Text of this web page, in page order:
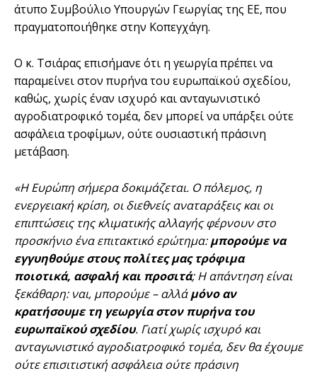
άτυπο Συμβούλιο Υπουργών Γεωργίας της ΕΕ, που
πραγματοποιήθηκε στην Κοπεγχάγη.
Ο κ. Τσιάρας επισήμανε ότι η γεωργία πρέπει να
παραμείνει στον πυρήνα του ευρωπαϊκού σχεδίου,
καθώς, χωρίς έναν ισχυρό και ανταγωνιστικό
αγροδιατροφικό τομέα, δεν μπορεί να υπάρξει ούτε
ασφάλεια τροφίμων, ούτε ουσιαστική πράσινη
μετάβαση.
«Η Ευρώπη σήμερα δοκιμάζεται. Ο πόλεμος, η
ενεργειακή κρίση, οι διεθνείς αναταράξεις και οι
επιπτώσεις της κλιματικής αλλαγής φέρνουν στο
προσκήνιο ένα επιτακτικό ερώτημα:μπορούμε να
εγγυηθούμε στους πολίτες μας τρόφιμα
ποιοτικά, ασφαλή και προσιτά; Η απάντηση είναι
ξεκάθαρη: ναι, μπορούμε – αλλάμόνο αν
κρατήσουμε τη γεωργία στον πυρήνα του
ευρωπαϊκού σχεδίου. Γιατί χωρίς ισχυρό και
ανταγωνιστικό αγροδιατροφικό τομέα, δεν θα έχουμε
ούτε επισιτιστική ασφάλεια ούτε πράσινη